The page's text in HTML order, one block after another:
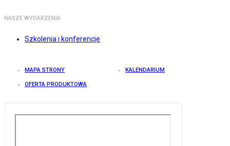
NASZE WYDARZENIA
Szkolenia i konferencje
MAPA STRONY KALENDARIUM
OFERTA PRODUKTOWA